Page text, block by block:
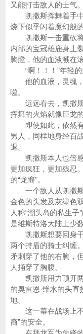
又能打击敌人的士气。
凯撒斯挥舞着手中
烧下似乎闪着魔幻般的
凯撒斯一击重砍将
内部的宝冠雄鹿身上
胸膛，他的血液溅在
“啊！！！”年轻的
他的血液，灵魂，
噬。
远远看去，凯撒斯
挥舞的火焰就像巨龙
即使如此，依然有
男人，同样地身经百
退。
凯撒斯本人也倍感
更加疯狂，更加残忍
的“龙裔”。
一个敌人从凯撒斯
金色的头发及灰绿色
人称“潮头岛的私生
是维斯特洛大陆上少
凯撒斯想要回身干
两个持盾的骑士纠缠
矛刺穿了他的右胸，
人捅穿了胸腹。
凯撒斯用力顶开两
的奥雷恩·维水的头
地。
这一幕在战场上不
裔”的安全。